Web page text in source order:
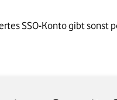
SSO-Konto gibt sonst